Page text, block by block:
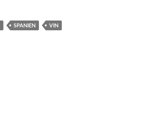
SPANIEN VIN